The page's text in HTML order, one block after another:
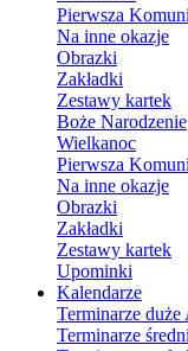
Pierwsza
Na inne okazje
Obrazki
Zakładki
Zestawy kartek
Boże Narodzenie
Wielkanoc
Pierwsza
Na inne okazje
Obrazki
Zakładki
Zestawy kartek
Upominki
Kalendarze
Terminarze duże
Terminarze